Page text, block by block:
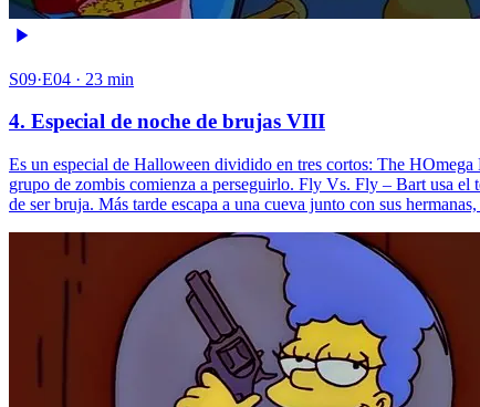
S09·E04 · 23 min
4. Especial de noche de brujas VIII
Es un especial de Halloween dividido en tres cortos: The
grupo de zombis comienza a perseguirlo. Fly Vs. Fly – Bart usa el
de ser bruja. Más tarde escapa a una cueva junto con sus